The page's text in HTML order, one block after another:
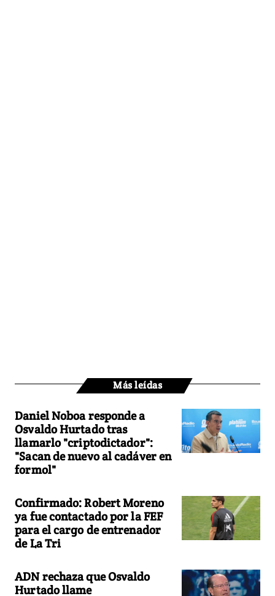
Más leídas
Daniel Noboa responde a
Osvaldo Hurtado tras
llamarlo "criptodictador":
"Sacan de nuevo al cadáver en
formol"
Confirmado: Robert Moreno
ya fue contactado por la FEF
para el cargo de entrenador
de La Tri
ADN rechaza que Osvaldo
Hurtado llame